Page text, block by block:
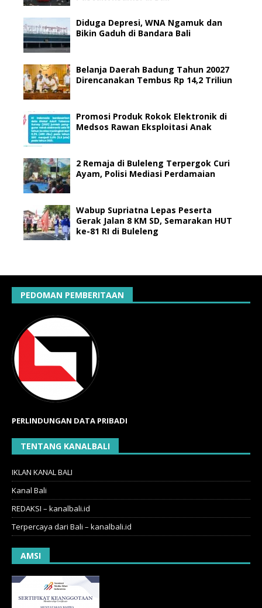
Diduga Depresi, WNA Ngamuk dan
Bikin Gaduh di Bandara Bali
Belanja Daerah Badung Tahun 20027
Direncanakan Tembus Rp 14,2 Triliun
Promosi Produk Rokok Elektronik di
Medsos Rawan Eksploitasi Anak
2 Remaja di Buleleng Terpergok Curi
Ayam, Polisi Mediasi Perdamaian
Wabup Supriatna Lepas Peserta
Gerak Jalan 8 KM SD, Semarakan HUT
ke-81 RI di Buleleng
PEDOMAN PEMBERITAAN
PERLINDUNGAN DATA PRIBADI
TENTANG KANALBALI
IKLAN KANAL BALI
Kanal Bali
REDAKSI – kanalbali.id
Terpercaya dari Bali – kanalbali.id
AMSI